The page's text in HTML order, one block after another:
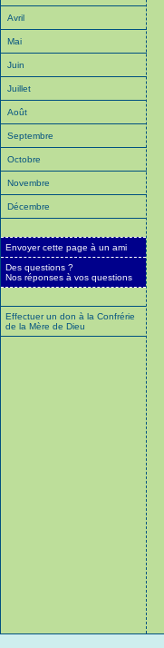
Avril
Mai
Juin
Juillet
Août
Septembre
Octobre
Novembre
Décembre
Envoyer cette page à un ami
Des questions ?
Nos réponses à vos questions
Effectuer un don à la Confrérie
de la Mère de Dieu